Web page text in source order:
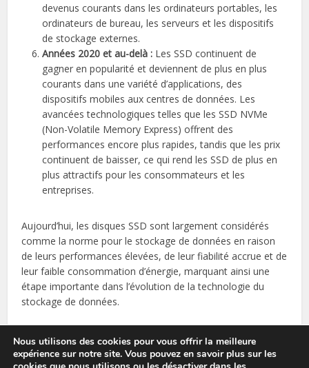
devenus courants dans les ordinateurs portables, les
ordinateurs de bureau, les serveurs et les dispositifs
de stockage externes.
Années 2020 et au-delà : Les SSD continuent de
gagner en popularité et deviennent de plus en plus
courants dans une variété d’applications, des
dispositifs mobiles aux centres de données. Les
avancées technologiques telles que les SSD NVMe
(Non-Volatile Memory Express) offrent des
performances encore plus rapides, tandis que les prix
continuent de baisser, ce qui rend les SSD de plus en
plus attractifs pour les consommateurs et les
entreprises.
Aujourd’hui, les disques SSD sont largement considérés
comme la norme pour le stockage de données en raison
de leurs performances élevées, de leur fiabilité accrue et de
leur faible consommation d’énergie, marquant ainsi une
étape importante dans l’évolution de la technologie du
stockage de données.
Nous utilisons des cookies pour vous offrir la meilleure
expérience sur notre site. Vous pouvez en savoir plus sur les